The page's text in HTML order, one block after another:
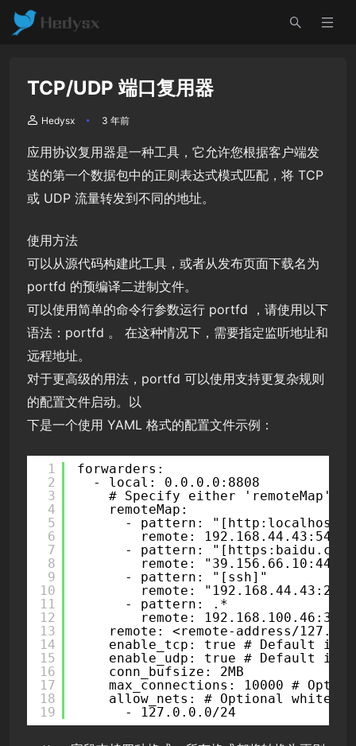
TCP/UDP 端口复用器
Hedysx 3 年前
应用协议复用器是一种工具，它允许您根据客户端发
送的第一个数据包中的正则表达式模式匹配，将 TCP
或 UDP 流量转发到不同的地址。
使用方法
可以从源代码构建此工具，或者从发布页面下载名为
portfd 的预编译二进制文件。
可以使用简单的命令行参数运行 portfd ，请使用以下
语法：portfd 。 在这种情况下，需要指定监听地址和
远程地址。
对于更高级的用法，portfd 可以使用支持更复杂规则
的配置文件启动。以
下是一个使用 YAML 格式的配置文件示例：
1
2
3
4
5
6
7
8
9
10
11
12
13
14
15
16
17
18
19
forwarders:
- local: 0.0.0.0:8808
# Specify either 'remoteMap'
remoteMap:
- pattern: "[http:localhost]"
remote: 192.168.44.43:5445
- pattern:
remote: "39.156.66.10:443"
- pattern: "[ssh]"
remote: "192.168.44.43:22"
- pattern: .*
remote: 192.168.100.46:3389
remote: <remote-address/
enable_tcp: true # Default is
enable_udp: true # Default is
conn_bufsize: 2MB
max_connections: 10000 #
allow_nets: # Optional
- 127.0.0.0/24